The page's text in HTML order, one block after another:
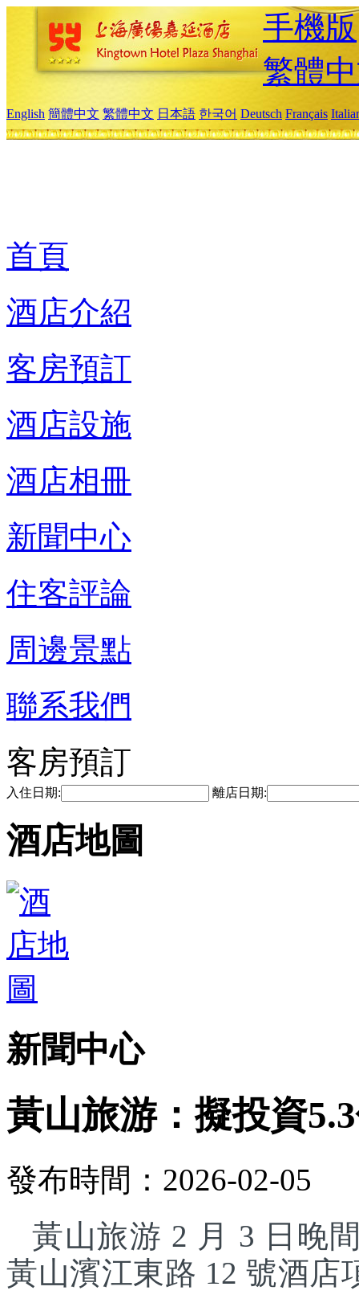
手機版
繁體
English 簡體中文 繁體中文 日本語 한국어 Deutsch Français
首頁
酒店介紹
客房預訂
酒店設施
酒店相冊
新聞中心
住客評論
周邊景點
聯系我們
客房預訂
入住日期: 離店日期:
酒店地圖
新聞中心
黃山旅游：擬投資
發布時間：2026-02-05
黃山旅游 2 月 3 日晚
黃山濱江東路 12 號酒店